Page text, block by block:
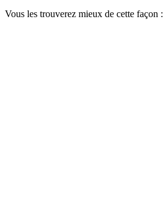
Vous les trouverez mieux de cette façon :